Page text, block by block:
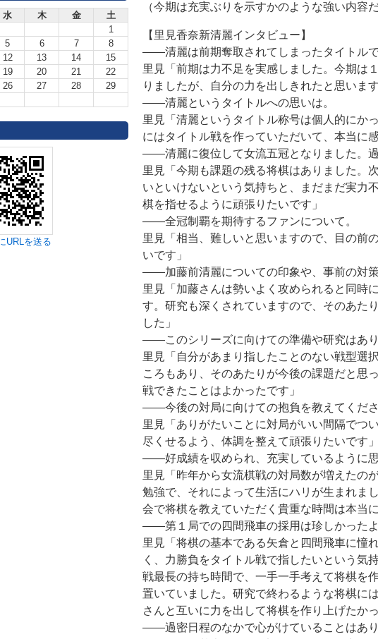
水 木 金
土
1
5 6 7
8
12 13 14
15
19 20 21
22
26 27 28
29
URLを送る
（今期は充実ぶりを示すかのような強い内容
【里見香奈新清麗インタビュー】
――清麗は前期奪取されてしまったタイトル
里見「前期は力不足を実感しました。今期は
りましたが、自分の力を出しきれたと思いま
――清麗というタイトルへの思いは。
里見「清麗というタイトル称号は個人的にか
にはタイトル戦を作っていただいて、本当に
――清麗に復位して女流五冠となりました。
里見「今期も課題の残る将棋はありました。
いといけないという気持ちと、まだまだ実力
棋を指せるように頑張りたいです」
――全冠制覇を期待するファンについて。
里見「相当、難しいと思いますので、目の前
いです」
――加藤前清麗についての印象や、事前の対
里見「加藤さんは勢いよく攻められると同時
す。研究も深くされていますので、そのあた
した」
――このシリーズに向けての準備や研究はあ
里見「自分があまり指したことのない戦型選
ころもあり、そのあたりが今後の課題だと思
戦できたことはよかったです」
――今後の対局に向けての抱負を教えてくだ
里見「ありがたいことに対局がいい間隔でつ
尽くせるよう、体調を整えて頑張りたいです
――好成績を収められ、充実しているように
里見「昨年から女流棋戦の対局数が増えたの
勉強で、それによって生活にハリが生まれま
会で将棋を教えていただく貴重な時間は本当
――第１局での四間飛車の採用は珍しかった
里見「将棋の基本である矢倉と四間飛車に憧
く、力勝負をタイトル戦で指したいという気
戦最長の持ち時間で、一手一手考えて将棋を
置いていました。研究で終わるような将棋に
さんと互いに力を出して将棋を作り上げたか
――過密日程のなかで心がけていることはあ